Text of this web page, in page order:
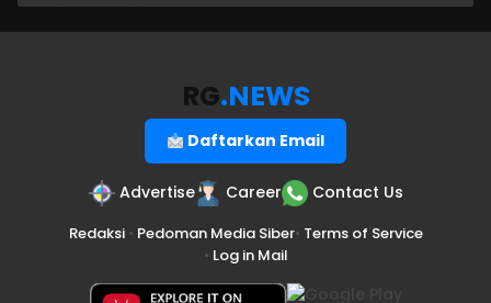
RG.NEWS
Daftarkan Email
Advertise Career Contact Us
Redaksi• Pedoman Media Siber• Terms of Service
• Log in Mail